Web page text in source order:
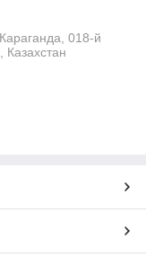
018-й
Казахстан